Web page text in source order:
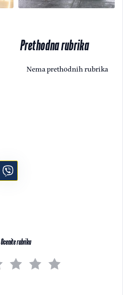
Prethodna rubrika
Nema prethodnih rubrika
Ocenite rubriku